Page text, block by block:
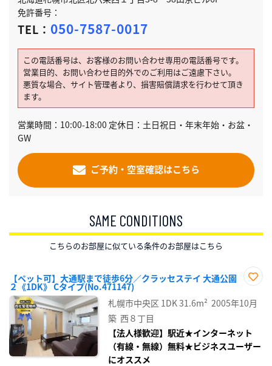
免許番号：
TEL： 050-7587-0017
この電話番号は、お客様のお問い合わせ専用の電話番号です。
営業目的、お問い合わせ目的外でのご利用はご遠慮下さい。
悪質な場合、サイト管理者より、損害賠償請求を行わせて頂き
ます。
営業時間：10:00-18:00 定休日：土日祝日・年末年始・お盆・
GW
ご予約・空室確認はこちら
SAME CONDITIONS
こちらのお部屋に似ている条件のお部屋はこちら
【ペット可】大通駅まで徒歩6分／クラッセステイ 大通公園
２《1DK》 Cタイプ(No.471147)
に入
り登
札幌市中央区 1DK31.6m² 2005年10月
築 西８丁目
【法人様歓迎】駅近★インターネット
（有線・無線）無料★ビジネスユーザー
にオススメ